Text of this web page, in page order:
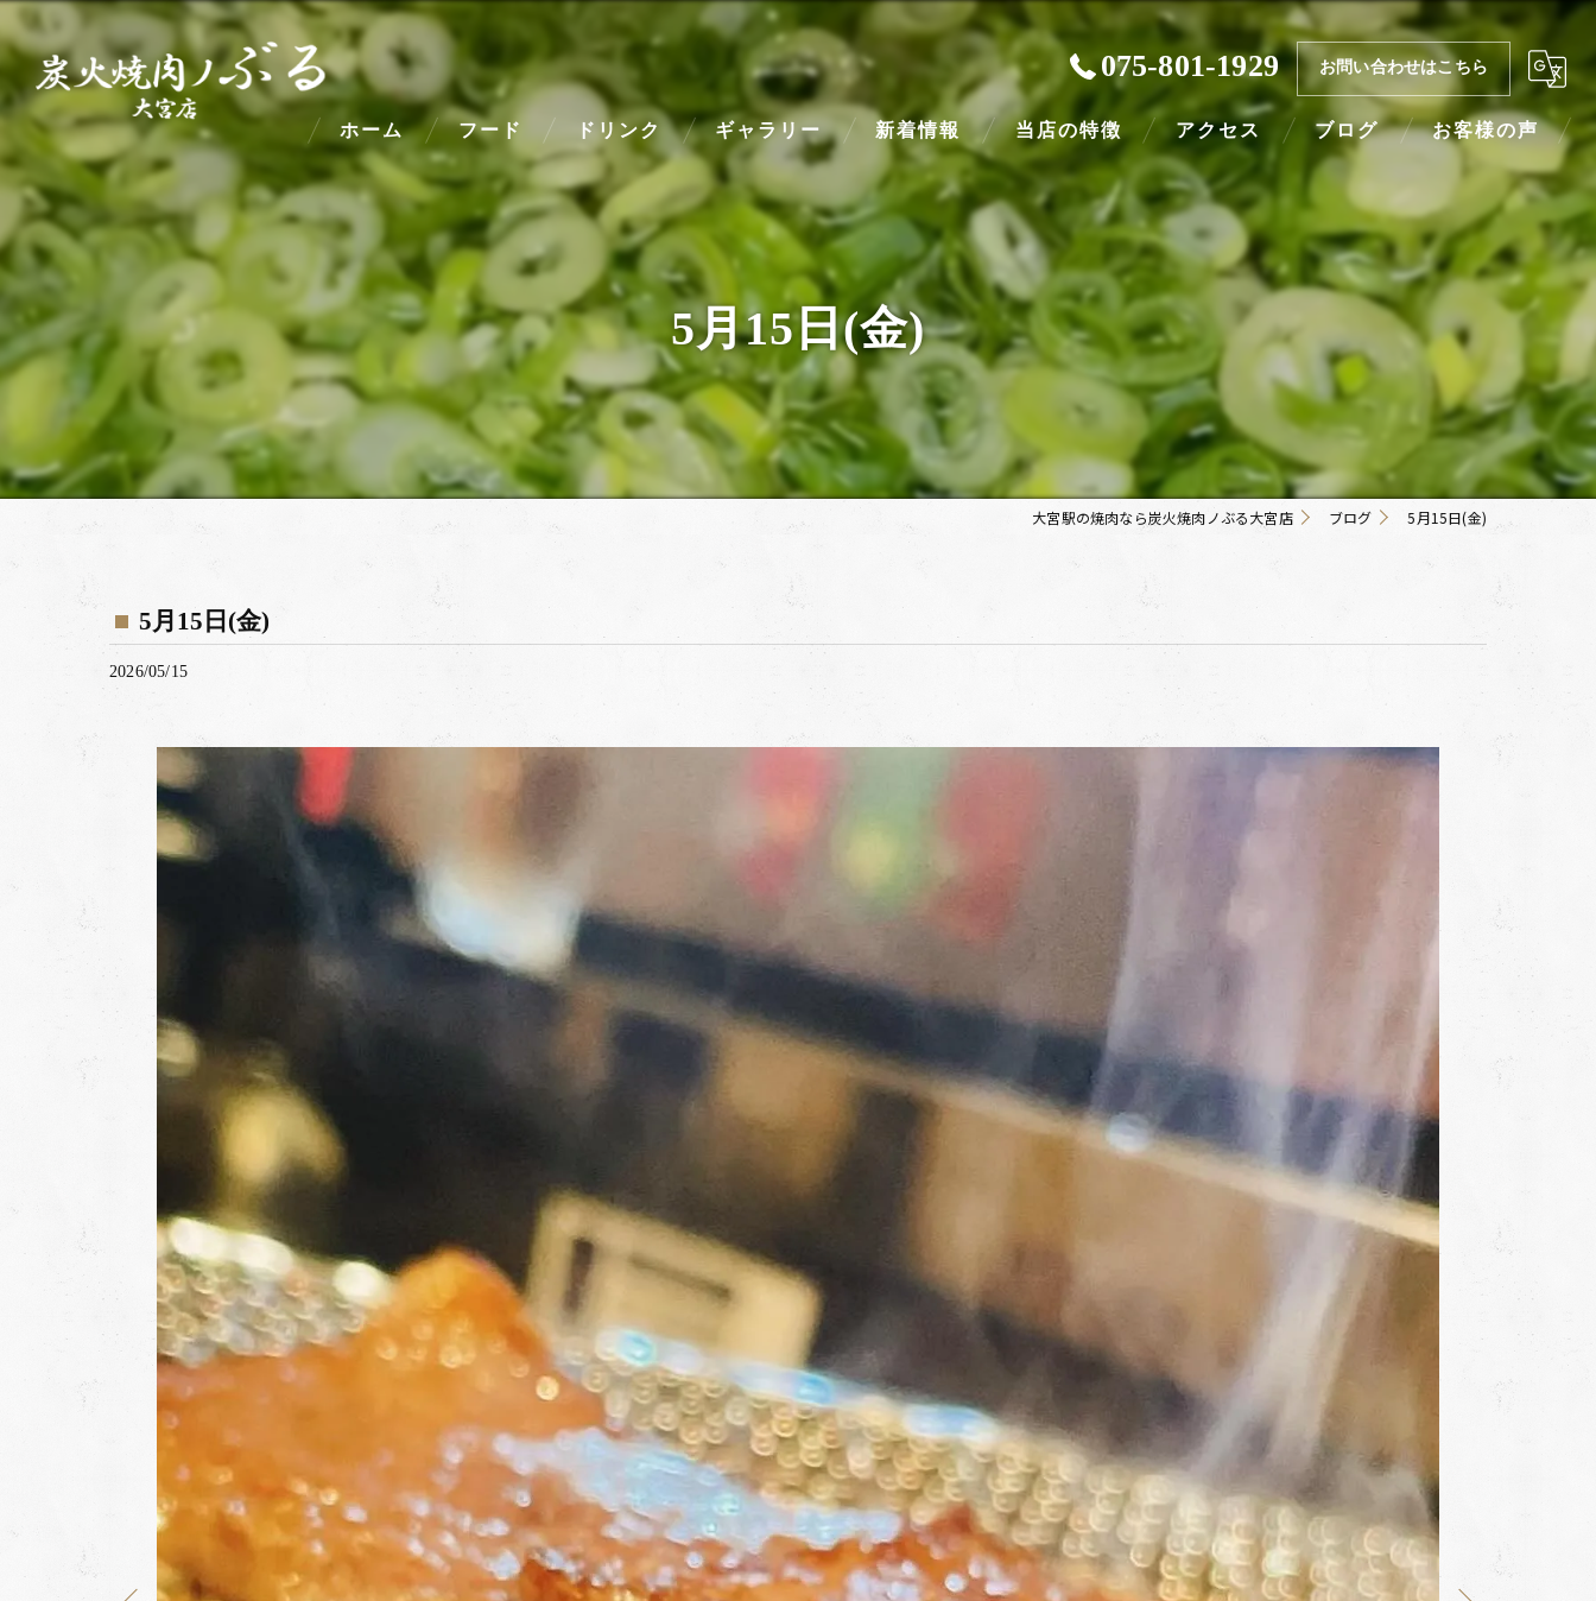
075-801-1929 お問い合わせはこちら
ホーム フード ドリンク ギャラリー 新着情報 当店の特徴
ディナー
高級
美味しい
アクセス ブログ
コラム
お客様の声
よくある質問
5月15日(金)
大宮駅の焼肉なら炭火焼肉ノぶる大宮店 ブログ 5月15日(金)
5月15日(金)
2026/05/15